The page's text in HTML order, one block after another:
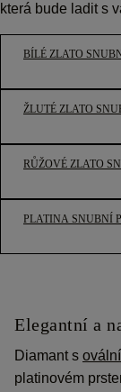
která bude ladit s
BÍLÉ
ŽLUTÉ
PLATINA
Elegantní a
Diamant s
platinovém